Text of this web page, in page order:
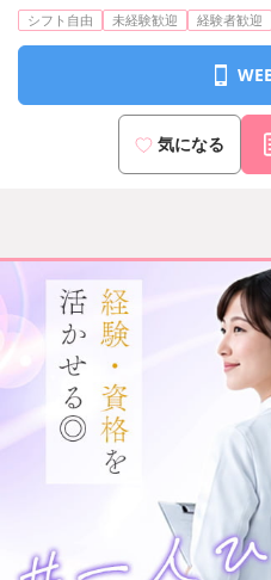
シフト自由 未経験歓迎 経験者歓迎
気になる